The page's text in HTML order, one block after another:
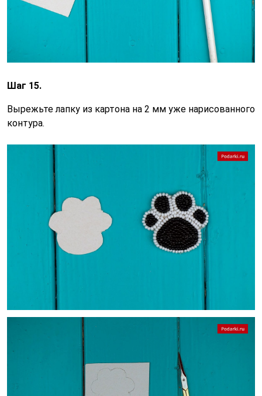
Шаг 15.
Вырежьте лапку из картона на 2 мм уже нарисованного
контура.